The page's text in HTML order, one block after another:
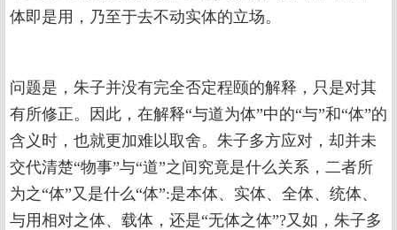
体即是用，乃至于去不动实体的立场。
问题是，朱子并没有完全否定程颐的解释，只是对其
有所修正。因此，在解释“与道为体”中的“与”和“体”的
含义时，也就更加难以取舍。朱子多方应对，却并未
交代清楚“物事”与“道”之间究竟是什么关系，二者所
为之“体”又是什么“体”:是本体、实体、全体、统体、
与用相对之体、载体，还是“无体之体”?又如，朱子多